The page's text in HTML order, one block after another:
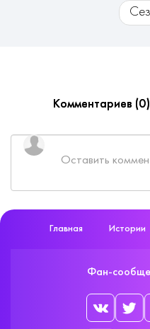
Комментариев (0)
Главная Истории
Фан-